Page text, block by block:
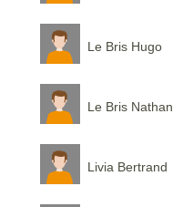
Le Bris Hugo
Le Bris Nathan
Livia Bertrand